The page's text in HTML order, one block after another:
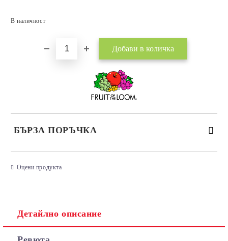
В наличност
БЪРЗА ПОРЪЧКА
Оцени продукта
Детайлно описание